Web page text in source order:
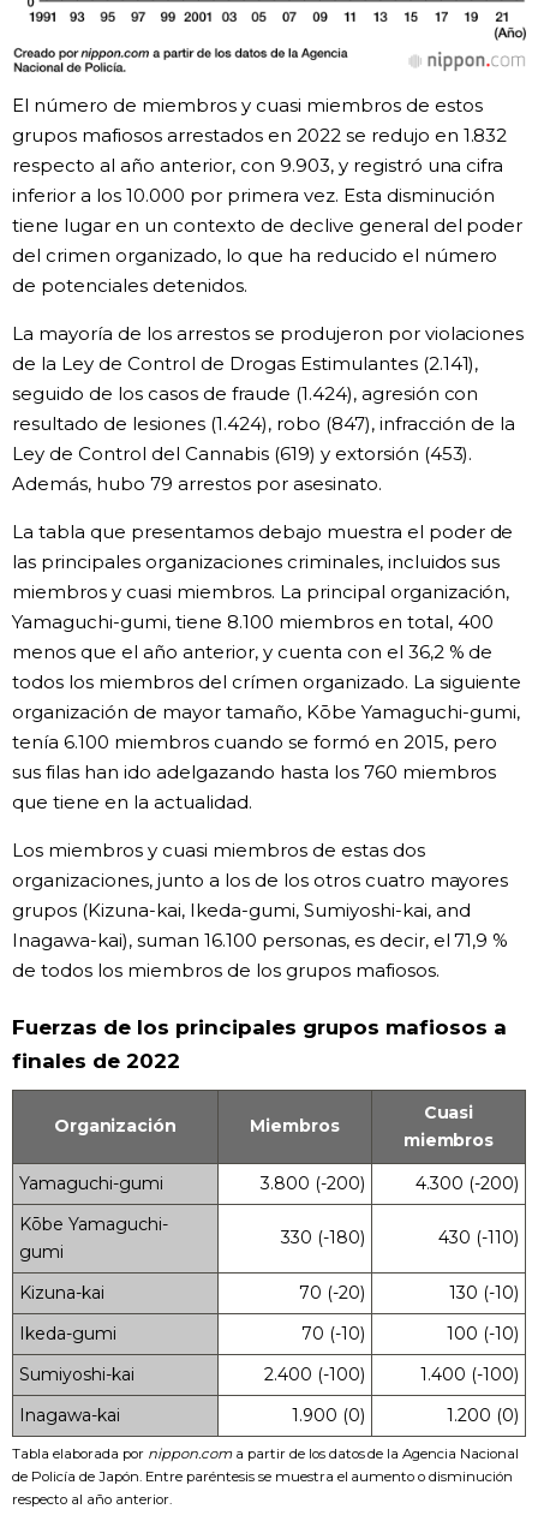
El número de miembros y cuasi miembros de estos
grupos mafiosos arrestados en 2022 se redujo en 1.832
respecto al año anterior, con 9.903, y registró una cifra
inferior a los 10.000 por primera vez. Esta disminución
tiene lugar en un contexto de declive general del poder
del crimen organizado, lo que ha reducido el número
de potenciales detenidos.
La mayoría de los arrestos se produjeron por violaciones
de la Ley de Control de Drogas Estimulantes (2.141),
seguido de los casos de fraude (1.424), agresión con
resultado de lesiones (1.424), robo (847), infracción de la
Ley de Control del Cannabis (619) y extorsión (453).
Además, hubo 79 arrestos por asesinato.
La tabla que presentamos debajo muestra el poder de
las principales organizaciones criminales, incluidos sus
miembros y cuasi miembros. La principal organización,
Yamaguchi-gumi, tiene 8.100 miembros en total, 400
menos que el año anterior, y cuenta con el 36,2 % de
todos los miembros del crímen organizado. La siguiente
organización de mayor tamaño, Kōbe Yamaguchi-gumi,
tenía 6.100 miembros cuando se formó en 2015, pero
sus filas han ido adelgazando hasta los 760 miembros
que tiene en la actualidad.
Los miembros y cuasi miembros de estas dos
organizaciones, junto a los de los otros cuatro mayores
grupos (Kizuna-kai, Ikeda-gumi, Sumiyoshi-kai, and
Inagawa-kai), suman 16.100 personas, es decir, el 71,9 %
de todos los miembros de los grupos mafiosos.
Fuerzas de los principales grupos mafiosos a
finales de 2022
Organización Miembros
Cuasi
miembros
Yamaguchi-gumi
3.800 (-200)
4.300 (-200)
Kōbe Yamaguchi-
gumi
330 (-180) 430 (-110)
Kizuna-kai 70 (-20)
130 (-10)
Ikeda-gumi
70 (-10)
100 (-10)
Sumiyoshi-kai
2.400 (-100)
1.400 (-100)
Inagawa-kai
1.900 (0) 1.200 (0)
Tabla elaborada por nippon.coma partir de los datos de la Agencia Nacional
de Policía de Japón. Entre paréntesis se muestra el aumento o disminución
respecto al año anterior.